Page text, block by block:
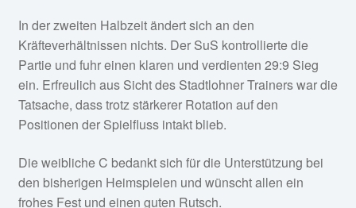
In der zweiten Halbzeit ändert sich an den
Kräfteverhältnissen nichts. Der SuS kontrollierte die
Partie und fuhr einen klaren und verdienten 29:9 Sieg
ein. Erfreulich aus Sicht des Stadtlohner Trainers war die
Tatsache, dass trotz stärkerer Rotation auf den
Positionen der Spielfluss intakt blieb.
Die weibliche C bedankt sich für die Unterstützung bei
den bisherigen Heimspielen und wünscht allen ein
frohes Fest und einen guten Rutsch.